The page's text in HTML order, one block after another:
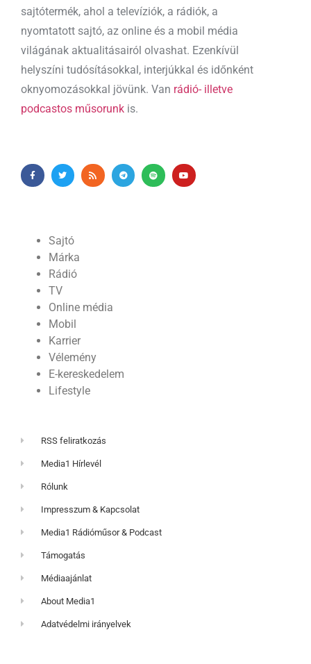
sajtótermék, ahol a televíziók, a rádiók, a
nyomtatott sajtó, az online és a mobil média
világának aktualitásairól olvashat. Ezenkívül
helyszíni tudósításokkal, interjúkkal és időnként
oknyomozásokkal jövünk. Van rádió- illetve
podcastos műsorunk is.
Sajtó
Márka
Rádió
TV
Online média
Mobil
Karrier
Vélemény
E-kereskedelem
Lifestyle
RSS feliratkozás
Media1 Hírlevél
Rólunk
Impresszum & Kapcsolat
Media1 Rádióműsor & Podcast
Támogatás
Médiaajánlat
About Media1
Adatvédelmi irányelvek